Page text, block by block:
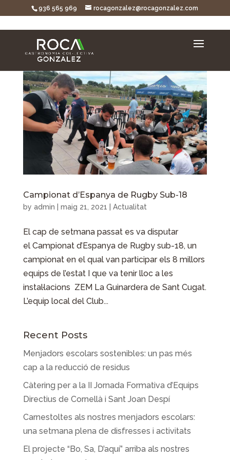
936 565 969 rocagonzalez@rocagonzalez.com
Campionat d’Espanya de Rugby Sub-18
by admin | maig 21, 2021 | Actualitat
El cap de setmana passat es va disputar
el Campionat d’Espanya de Rugby sub-18, un
campionat en el qual van participar els 8 millors
equips de l’estat I que va tenir lloc a les
instal·lacions ZEM La Guinardera de Sant Cugat.
L’equip local del Club...
Recent Posts
Menjadors escolars sostenibles: un pas més
cap a la reducció de residus
Càtering per a la II Jornada Formativa d’Equips
Directius de Cornellà i Sant Joan Despí
Carnestoltes als nostres menjadors escolars:
una setmana plena de disfresses i activitats
El projecte “Bo, Sa, D’aquí” arriba als nostres